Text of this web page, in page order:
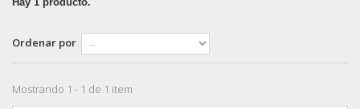
Ordenar por
Mostrando 1 - 1 de 1 item